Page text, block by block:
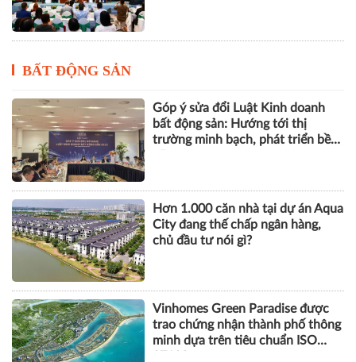
BẤT ĐỘNG SẢN
Góp ý sửa đổi Luật Kinh doanh
bất động sản: Hướng tới thị
trường minh bạch, phát triển bền
Hơn 1.000 căn nhà tại dự án Aqua
City đang thế chấp ngân hàng,
chủ đầu tư nói gì?
Vinhomes Green Paradise được
trao chứng nhận thành phố thông
minh dựa trên tiêu chuẩn ISO